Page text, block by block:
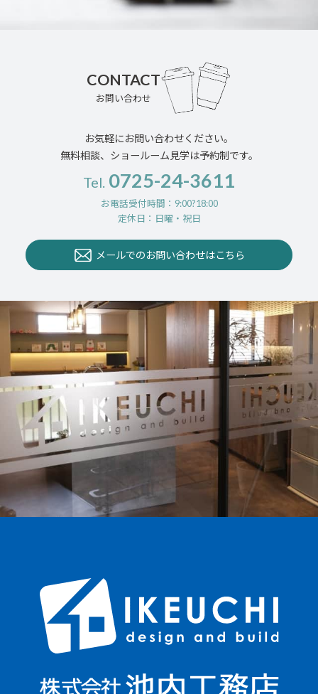
CONTACT
お問い合わせ
お気軽にお問い合わせください。
無料相談、ショールーム見学は予約制です。
Tel. 0725-24-3611
お電話受付時間：9:00?18:00
定休日：日曜・祝日
メールでのお問い合わせはこちら